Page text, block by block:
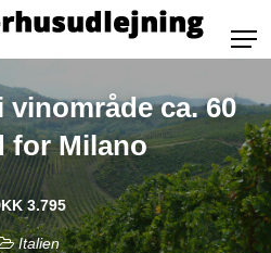
ca. 60
for Milano
3.795
Italien